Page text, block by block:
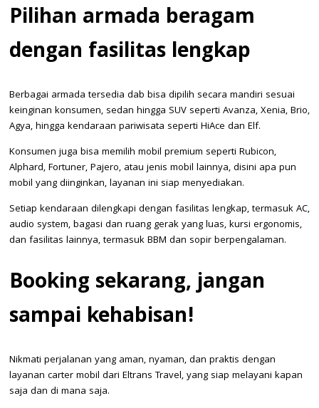
Pilihan armada beragam
dengan fasilitas lengkap
Berbagai armada tersedia dab bisa dipilih secara mandiri sesuai
keinginan konsumen, sedan hingga SUV seperti Avanza, Xenia, Brio,
Agya, hingga kendaraan pariwisata seperti HiAce dan Elf.
Konsumen juga bisa memilih mobil premium seperti Rubicon,
Alphard, Fortuner, Pajero, atau jenis mobil lainnya, disini apa pun
mobil yang diinginkan, layanan ini siap menyediakan.
Setiap kendaraan dilengkapi dengan fasilitas lengkap, termasuk AC,
audio system, bagasi dan ruang gerak yang luas, kursi ergonomis,
dan fasilitas lainnya, termasuk BBM dan sopir berpengalaman.
Booking sekarang, jangan
sampai kehabisan!
Nikmati perjalanan yang aman, nyaman, dan praktis dengan
layanan carter mobil dari Eltrans Travel, yang siap melayani kapan
saja dan di mana saja.